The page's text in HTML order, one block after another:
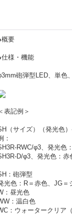
概要
仕様・機能
砲弾型LED、単色
表記例＞
（サイズ）（発光色
：
RWC/φ3、発光色
D/φ3、発光色：赤
：砲弾型
光色：R＝赤色、JG＝
：昼光色
：温白色
：ウォータークリア